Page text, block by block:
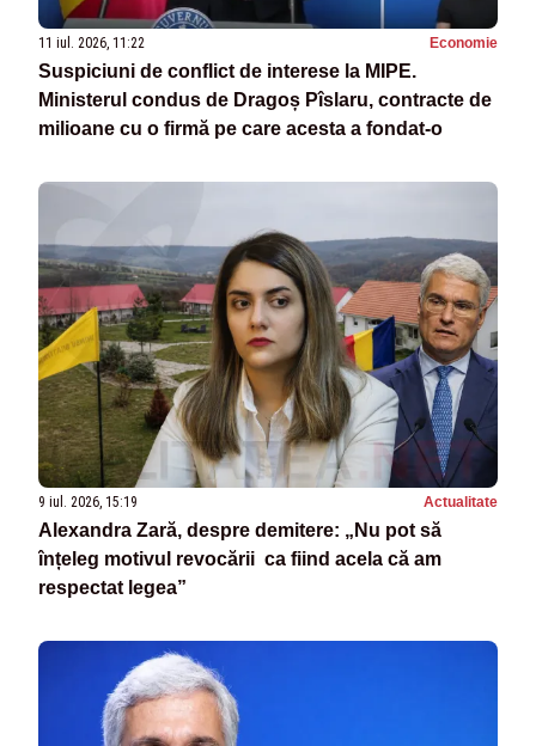
11 iul. 2026, 11:22 Economie
Suspiciuni de conflict de interese la MIPE.
Ministerul condus de Dragoș Pîslaru, contracte de
milioane cu o firmă pe care acesta a fondat-o
9 iul. 2026, 15:19 Actualitate
Alexandra Zară, despre demitere: „Nu pot să
înțeleg motivul revocării ca fiind acela că am
respectat legea”